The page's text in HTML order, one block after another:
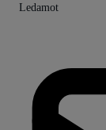
Ledamot